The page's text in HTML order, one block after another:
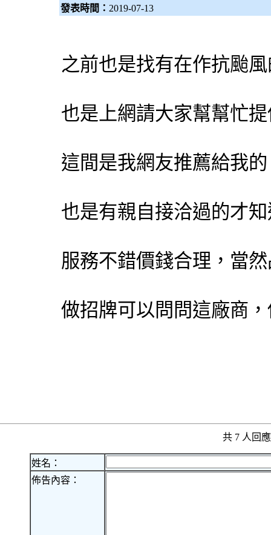
發表時間： 2019-07-13
之前也是找有在作抗颱
也是上網請大家幫幫忙
這間是我網友推薦給我的
也是有親自接洽過的才
服務不錯價錢合理，當
做招牌可以問問這廠商
共 7 人回
姓名：
佈告內容：